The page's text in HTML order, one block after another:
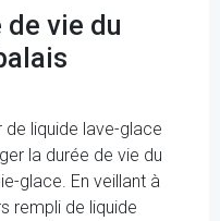
de vie du
de liquide lave-glace
la durée de vie du
glace. En veillant à
rempli de liquide